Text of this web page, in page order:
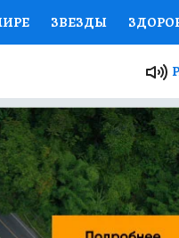
ЗВЕЗДЫ
ПРОЕКТЫ
ЖЕНСКИЕ СЕКРЕТЫ
ДЕФИЦИТ ЖЕЛЕЗА
У НАС ГИД